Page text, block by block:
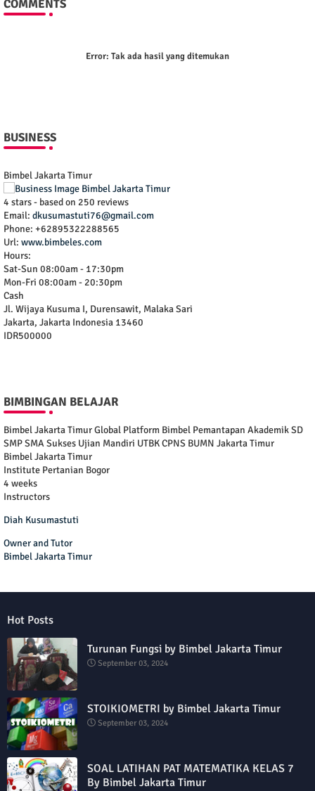
COMMENTS
Error: Tak ada hasil yang ditemukan
BUSINESS
Bimbel Jakarta Timur
4 stars - based on 250 reviews
Email: dkusumastuti76@gmail.com
Phone: +62895322288565
Url: www.bimbeles.com
Hours:
Sat-Sun 08:00am - 17:30pm
Mon-Fri 08:00am - 20:30pm
Cash
Jl. Wijaya Kusuma I, Durensawit, Malaka Sari
Jakarta, Jakarta Indonesia 13460
IDR500000
BIMBINGAN BELAJAR
Bimbel Jakarta Timur Global Platform Bimbel Pemantapan Akademik SD
SMP SMA Sukses Ujian Mandiri UTBK CPNS BUMN Jakarta Timur
Bimbel Jakarta Timur
Institute Pertanian Bogor
4 weeks
Instructors
Diah Kusumastuti
Owner and Tutor
Bimbel Jakarta Timur
Hot Posts
Turunan Fungsi by Bimbel Jakarta Timur
September 03, 2024
STOIKIOMETRI by Bimbel Jakarta Timur
September 03, 2024
SOAL LATIHAN PAT MATEMATIKA KELAS 7
By Bimbel Jakarta Timur